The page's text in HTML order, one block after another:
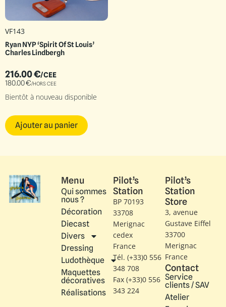
VF143
Ryan NYP ‘Spirit Of St Louis’
Charles Lindbergh
216.00€/CEE
180.00€/HORS CEE
Bientôt à nouveau disponible
Ajouter au panier
Menu
Qui sommes
nous ?
Décoration
Diecast
Divers
Dressing
Ludothèque
Maquettes
décoratives
Réalisations
Pilot’s
Station
BP 70193
33708
Merignac
cedex
France
Tél. (+33)0 556
348 708
Fax (+33)0 556
343 224
Pilot’s
Station
Store
3, avenue
Gustave Eiffel​
33700
Merignac
France
Contact
Service
clients / SAV
Atelier